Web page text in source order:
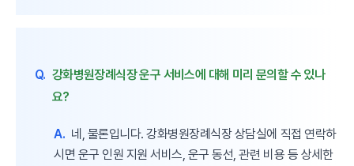
Q. 강화병원장례식장 운구 서비스에 대해 미리 문의할 수 있나
요?
A. 네, 물론입니다. 강화병원장례식장 상담실에 직접 연락하
시면 운구 인원 지원 서비스, 운구 동선, 관련 비용 등 상세한